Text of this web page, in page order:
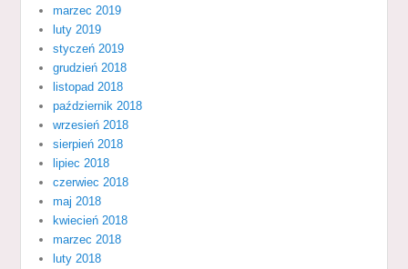
marzec 2019
luty 2019
styczeń 2019
grudzień 2018
listopad 2018
październik 2018
wrzesień 2018
sierpień 2018
lipiec 2018
czerwiec 2018
maj 2018
kwiecień 2018
marzec 2018
luty 2018